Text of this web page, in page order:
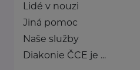
Lidé v nouzi
Jiná pomoc
Naše služby
Diakonie ČCE je ...